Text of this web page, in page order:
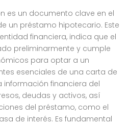
es un documento clave en el
un préstamo hipotecario. Este
financiera, indica que el
preliminarmente y cumple
para optar a un
esenciales de una carta de
información financiera del
deudas y activos, así
del préstamo, como el
de interés. Es fundamental